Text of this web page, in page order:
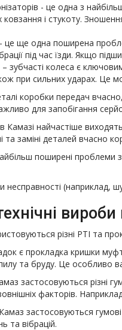
- це одна з
ковзання і стукоту.
це ще одна поширена
під час їзди. Якщо
– зубчасті колеса є
при сильних ударах. Це
коробки передач
для запобігання
найчастіше
заміні деталей вчасно
поширені проблеми
несправності (наприклад,
різні РТІ та
є прокладка кришки
та бруду. Це особливо
застосовуються різні
факторів.
застосовуються
та вібрацій.